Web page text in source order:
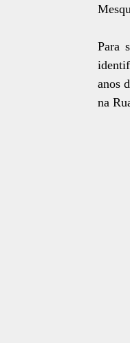
Para
anos
na